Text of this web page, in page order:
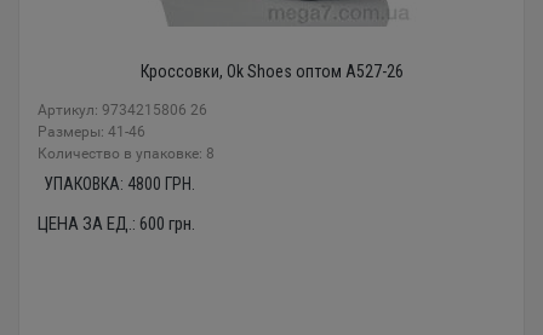
Кроссовки, Ok Shoes оптом A527-26
Артикул: 9734215806 26
Размеры: 41-46
Количество в упаковке: 8
УПАКОВКА: 4800 ГРН.
ЦЕНА ЗА ЕД.: 600 грн.